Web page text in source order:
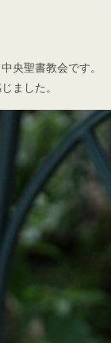
央聖書教会です。
ました。